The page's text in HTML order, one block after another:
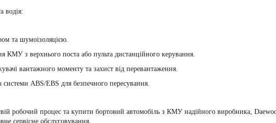
водія:
та шумоізоляцією.
КМУ з верхнього поста або пульта дистанційного керування.
вантажного моменту та захист від перевантаження.
системи ABS/EBS для безпечного пересування.
робочий процес та купити бортовий автомобіль з КМУ надійного виробника,
сервісне обслуговування.